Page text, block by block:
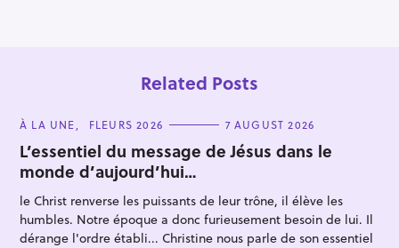
Related Posts
C
T
E
G
O
R
I
E
S
À LA UNE FLEURS 2026 7 AUGUST 2026
L’essentiel du message de Jésus dans le
monde d’aujourd’hui…
le Christ renverse les puissants de leur trône, il élève les
humbles. Notre époque a donc furieusement besoin de lui. Il
dérange l'ordre établi... Christine nous parle de son essentiel